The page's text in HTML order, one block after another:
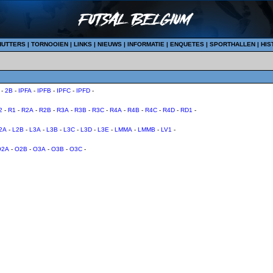
| TORNOOIEN | LINKS | NIEUWS | INFORMATIE | ENQUETES | SPORTHALLEN |
- 2B - IPFA - IPFB - IPFC - IPFD -
- R1 - R2A - R2B - R3A - R3B - R3C - R4A - R4B - R4C - R4D - RD1 -
- L2B - L3A - L3B - L3C - L3D - L3E - LMMA - LMMB - LV1 -
- O2B - O3A - O3B - O3C -